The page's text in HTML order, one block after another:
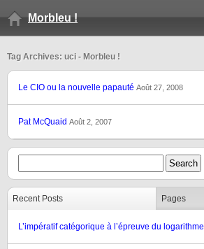
Morbleu !
Tag Archives: uci - Morbleu !
Le CIO ou la nouvelle papauté Août 27, 2008
Pat McQuaid Août 2, 2007
Recent Posts Pages
L’impératif catégorique à l’épreuve du logarithme